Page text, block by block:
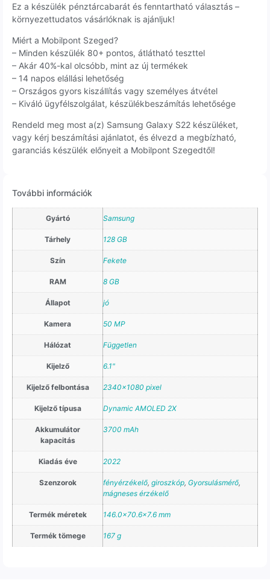
Ez a készülék pénztárcabarát és fenntartható választás –
környezettudatos vásárlóknak is ajánljuk!
Miért a Mobilpont Szeged?
– Minden készülék 80+ pontos, átlátható teszttel
– Akár 40%-kal olcsóbb, mint az új termékek
– 14 napos elállási lehetőség
– Országos gyors kiszállítás vagy személyes átvétel
– Kiváló ügyfélszolgálat, készülékbeszámítás lehetősége
Rendeld meg most a(z) Samsung Galaxy S22 készüléket,
vagy kérj beszámítási ajánlatot, és élvezd a megbízható,
garanciás készülék előnyeit a Mobilpont Szegedtől!
További információk
Gyártó Samsung
Tárhely 128 GB
Szín Fekete
RAM 8 GB
Állapot jó
Kamera 50 MP
Hálózat Független
Kijelző 6.1"
Kijelző felbontása 2340×1080 pixel
Kijelző típusa Dynamic AMOLED 2X
Akkumulátor
kapacitás
3700 mAh
Kiadás éve 2022
Szenzorok fényérzékelő, giroszkóp, Gyorsulásmérő,
mágneses érzékelő
Termék méretek 146.0×70.6×7.6 mm
Termék tömege 167 g